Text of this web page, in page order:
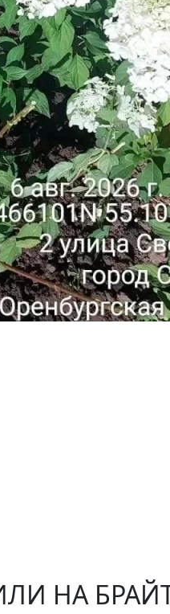
НА